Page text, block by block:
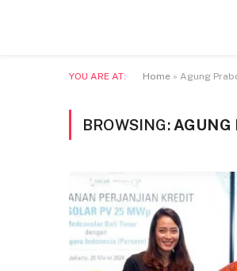
YOU ARE AT: Home » Agung
BROWSING: AGUNG